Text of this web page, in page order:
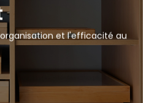
et l'efficacité au